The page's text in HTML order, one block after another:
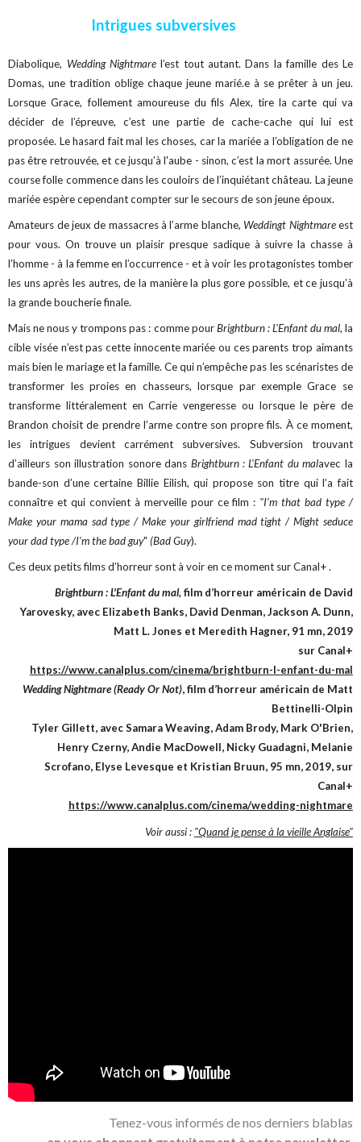
Intrigues subversives
Diabolique, Wedding Nightmarel’est tout autant. Dans la famille des Le
Domas, une tradition oblige chaque jeune marié.e à se prêter à un jeu.
Lorsque Grace, follement amoureuse du fils Alex, tire la carte qui va
décider de l’épreuve, c’est une partie de cache-cache qui lui est
proposée. Le hasard fait mal les choses, car la mariée a l’obligation de ne
pas être retrouvée, et ce jusqu’à l'aube - sinon, c’est la mort assurée. Une
course folle commence dans les couloirs de l’inquiétant château. La jeune
mariée espère cependant compter sur le secours de son jeune époux.
Amateurs de jeux de massacres à l’arme blanche, Weddingt Nightmareest
pour vous. On trouve un plaisir presque sadique à suivre la chasse à
l’homme - à la femme en l’occurrence - et à voir les protagonistes tomber
les uns après les autres, de la manière la plus gore possible, et ce jusqu’à
la grande boucherie finale.
Mais ne nous y trompons pas : comme pourBrightburn : L'Enfant du mal, la
cible visée n’est pas cette innocente mariée ou ces parents trop aimants
mais bien le mariage et la famille. Ce qui n’empêche pas les scénaristes de
transformer les proies en chasseurs, lorsque par exemple Grace se
transforme littéralement en Carrie vengeresse ou lorsque le père de
Brandon choisit de prendre l’arme contre son propre fils. À ce moment,
les intrigues devient carrément subversives. Subversion trouvant
d’ailleurs son illustration sonore dans Brightburn : L'Enfant du malavec la
bande-son d’une certaine Billie Eilish, qui propose son titre qui l’a fait
connaître et qui convient à merveille pour ce film : "I'm that bad type /
Make your mama sad type / Make your girlfriend mad tight / Might seduce
your dad type /I'm the bad guy"(Bad Guy).
Ces deux petits films d’horreur sont à voir en ce moment sur Canal+ .
Brightburn : L'Enfant du mal,film d’horreur américain de David
Yarovesky, avec Elizabeth Banks, David Denman, Jackson A. Dunn,
Matt L. Jones et Meredith Hagner, 91 mn, 2019
sur Canal+
https://www.canalplus.com/cinema/brightburn-l-enfant-du-mal
Wedding Nightmare (Ready Or Not), film d’horreur américain de Matt
Bettinelli-Olpin
Tyler Gillett, avec Samara Weaving, Adam Brody, Mark O'Brien,
Henry Czerny, Andie MacDowell, Nicky Guadagni, Melanie
Scrofano, Elyse Levesque et Kristian Bruun, 95 mn, 2019, sur
Canal+
https://www.canalplus.com/cinema/wedding-nightmare
Voir aussi : "Quand je pense à la vieille Anglaise"
Tenez-vous informés de nos derniers blablas